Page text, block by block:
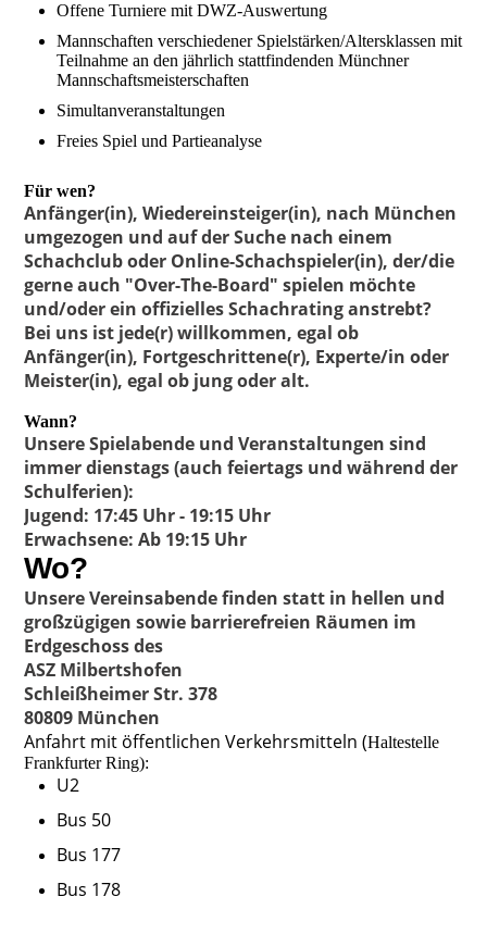
Offene Turniere mit DWZ-Auswertung
Mannschaften verschiedener Spielstärken/Altersklassen mit
Teilnahme an den jährlich stattfindenden Münchner
Mannschaftsmeisterschaften
Simultanveranstaltungen
Freies Spiel und Partieanalyse
Für wen?
Anfänger(in), Wiedereinsteiger(in), nach München
umgezogen und auf der Suche nach einem
Schachclub oder Online-Schachspieler(in), der/die
gerne auch "Over-The-Board" spielen möchte
und/oder ein offizielles Schachrating anstrebt?
Bei uns ist jede(r) willkommen, egal ob
Anfänger(in), Fortgeschrittene(r), Experte/in oder
Meister(in), egal ob jung oder alt.
Wann?
Unsere Spielabende und Veranstaltungen sind
immerdienstags(auch feiertags und während der
Schulferien):
Jugend: 17:45 Uhr - 19:15 Uhr
Erwachsene: Ab 19:15 Uhr
Wo?
Unsere Vereinsabende finden statt in hellen und
großzügigen sowie barrierefreien Räumen im
Erdgeschoss des
ASZ Milbertshofen
Schleißheimer Str. 378
80809 München
Anfahrt mit öffentlichen Verkehrsmitteln (Haltestelle
Frankfurter Ring):
U2
Bus 50
Bus 177
Bus 178